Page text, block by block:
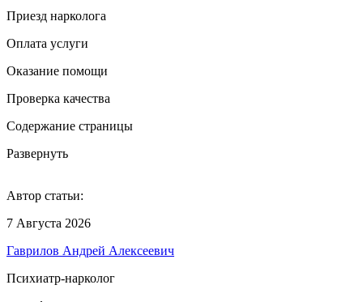
Приезд нарколога
Оплата услуги
Оказание помощи
Проверка качества
Содержание страницы
Развернуть
Автор статьи:
7 Августа 2026
Гаврилов Андрей Алексеевич
Психиатр-нарколог